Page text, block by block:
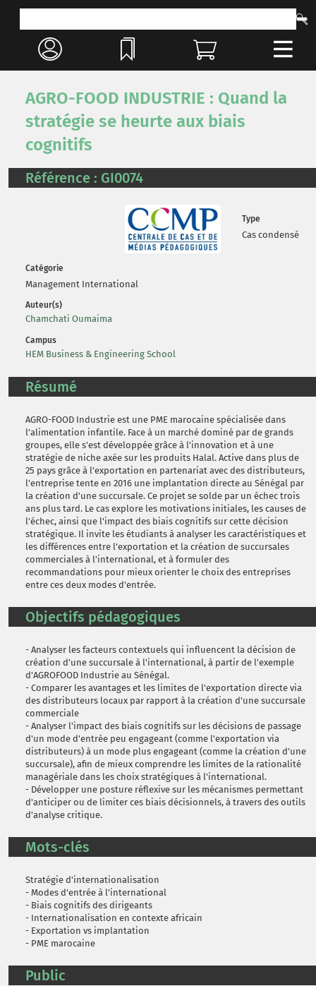
AGRO-FOOD INDUSTRIE : Quand la
stratégie se heurte aux biais
cognitifs
Référence : GI0074
Type
Cas condensé
Catégorie
Management International
Auteur(s)
Chamchati Oumaima
Campus
HEM Business & Engineering School
Résumé
AGRO-FOOD Industrie est une PME marocaine spécialisée dans
l'alimentation infantile. Face à un marché dominé par de grands
groupes, elle s'est développée grâce à l'innovation et à une
stratégie de niche axée sur les produits Halal. Active dans plus de
25 pays grâce à l'exportation en partenariat avec des distributeurs,
l'entreprise tente en 2016 une implantation directe au Sénégal par
la création d'une succursale. Ce projet se solde par un échec trois
ans plus tard. Le cas explore les motivations initiales, les causes de
l'échec, ainsi que l'impact des biais cognitifs sur cette décision
stratégique. Il invite les étudiants à analyser les caractéristiques et
les différences entre l'exportation et la création de succursales
commerciales à l'international, et à formuler des
recommandations pour mieux orienter le choix des entreprises
entre ces deux modes d'entrée.
Objectifs pédagogiques
- Analyser les facteurs contextuels qui influencent la décision de
création d'une succursale à l'international, à partir de l'exemple
d'AGROFOOD Industrie au Sénégal.
- Comparer les avantages et les limites de l'exportation directe via
des distributeurs locaux par rapport à la création d'une succursale
commerciale
- Analyser l'impact des biais cognitifs sur les décisions de passage
d'un mode d'entrée peu engageant (comme l'exportation via
distributeurs) à un mode plus engageant (comme la création d'une
succursale), afin de mieux comprendre les limites de la rationalité
managériale dans les choix stratégiques à l'international.
- Développer une posture réflexive sur les mécanismes permettant
d'anticiper ou de limiter ces biais décisionnels, à travers des outils
d'analyse critique.
Mots-clés
Stratégie d'internationalisation
- Modes d'entrée à l'international
- Biais cognitifs des dirigeants
- Internationalisation en contexte africain
- Exportation vs implantation
- PME marocaine
Public